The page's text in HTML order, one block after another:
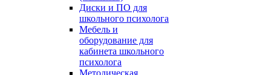
Диски и ПО для
школьного психолога
Мебель и
оборудование для
кабинета школьного
психолога
Методическая